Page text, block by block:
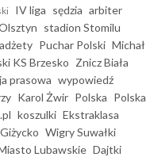
IV liga sędzia arbiter
stadion Stomilu
Puchar Polski Michał
KS Brzesko Znicz Biała
prasowa wypowiedź
Karol Żwir Polska Polska
koszulki Ekstraklasa
Wigry Suwałki
Lubawskie Dajtki